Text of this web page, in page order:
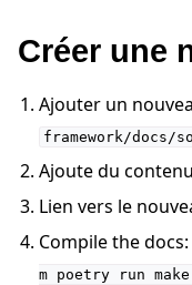
navigation of
Créer une
Ajouter un
framework/docs/
Ajoute du
Lien vers le
Compile the docs:
m poetry run make